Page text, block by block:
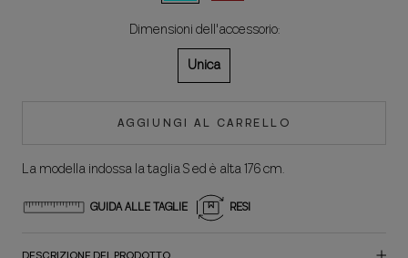
Dimensioni dell'accessorio:
Unica
AGGIUNGI AL CARRELLO
La modella indossa la taglia S ed è alta 176 cm.
GUIDA ALLE TAGLIE RESI